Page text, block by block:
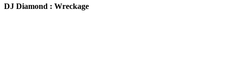
DJ Diamond : Wreckage